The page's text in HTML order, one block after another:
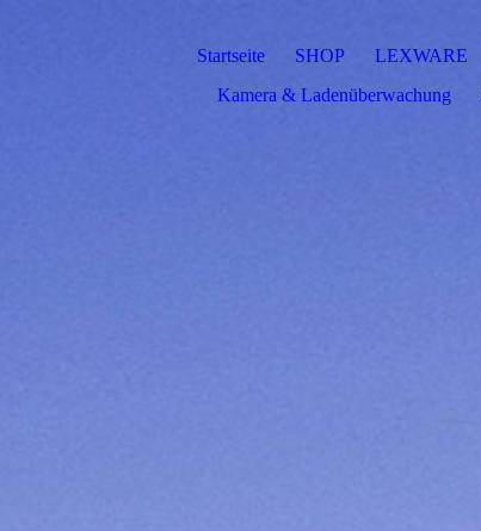
Startseite SHOP LEXWARE
Kamera & Ladenüberwachung